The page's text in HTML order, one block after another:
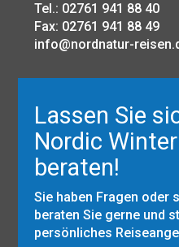
Tel.: 02761 941 88 40
Fax: 02761 941 88 49
info@nordnatur-
Lassen Sie
Nordic
beraten!
Sie haben Fragen oder
beraten Sie gerne und
persönliches